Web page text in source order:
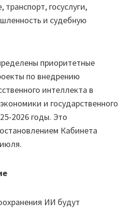
транспорт, госуслуги,
и судебную
приоритетные
по внедрению
интеллекта в
и государственного
2026 годы. Это
Кабинета
ИИ будут